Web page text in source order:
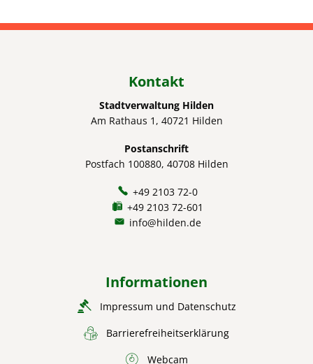
Kontakt
Stadtverwaltung Hilden
Am Rathaus 1, 40721 Hilden
Postanschrift
Postfach 100880, 40708 Hilden
+49 2103 72-0
+49 2103 72-601
info@hilden.de
Informationen
Impressum und Datenschutz
Barrierefreiheitserklärung
Webcam